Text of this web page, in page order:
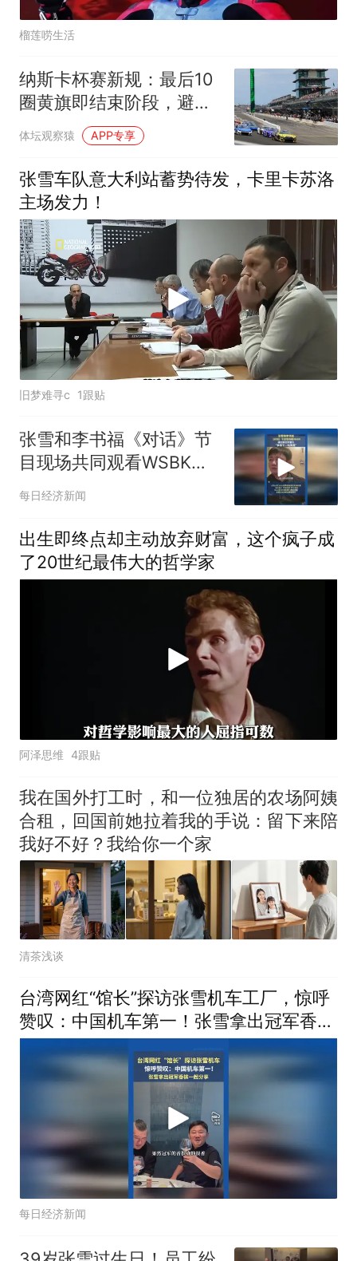
榴莲唠生活
纳斯卡杯赛新规：最后10
圈黄旗即结束阶段，避免
连续黄旗惹怒车迷
体坛观察猿 APP专享
张雪车队意大利站蓄势待发，卡里卡苏洛
主场发力！
旧梦难寻c 1跟贴
张雪和李书福《对话》节
目现场共同观看WSBK，
张雪说争取下一站再赢
每日经济新闻
出生即终点却主动放弃财富，这个疯子成
了20世纪最伟大的哲学家
阿泽思维 4跟贴
我在国外打工时，和一位独居的农场阿姨
合租，回国前她拉着我的手说：留下来陪
我好不好？我给你一个家
清茶浅谈
台湾网红“馆长”探访张雪机车工厂，惊呼
赞叹：中国机车第一！张雪拿出冠军香槟
一起分享
每日经济新闻